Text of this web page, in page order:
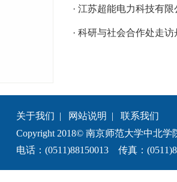
· 江苏超能电力科技有
· 科研与社会合作处走
关于我们 | 网站说明 | 联系我们
Copyright 2018© 南京师范大学中北学
电话：(0511)88150013 传真：